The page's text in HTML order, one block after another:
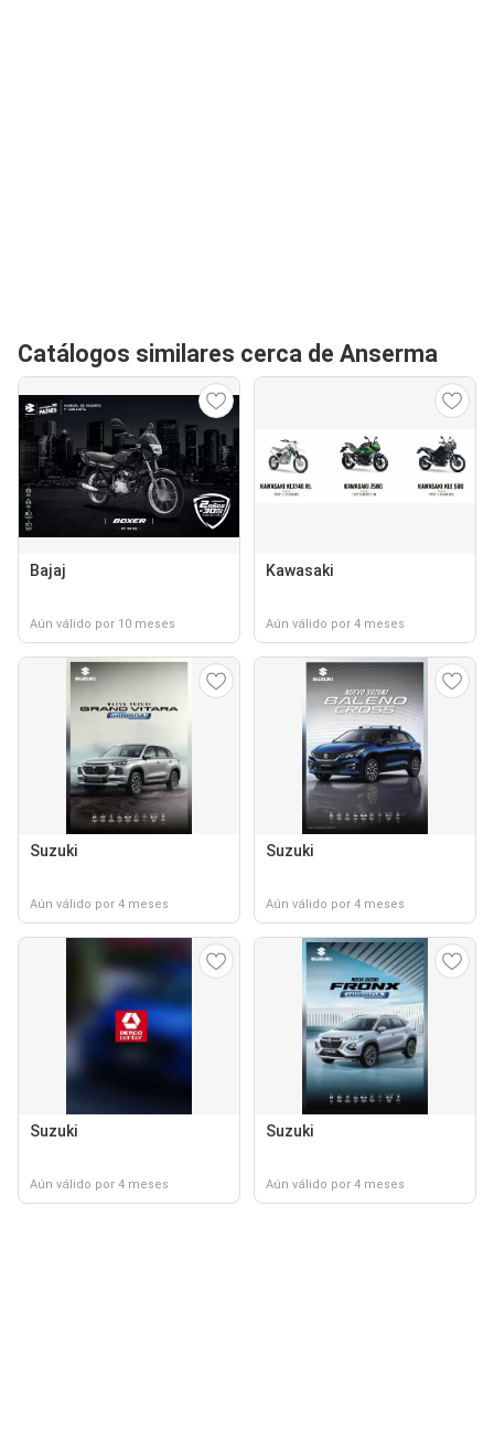
Catálogos similares cerca de Anserma
Bajaj
Aún válido por 10 meses
Kawasaki
Aún válido por 4 meses
Suzuki
Aún válido por 4 meses
Suzuki
Aún válido por 4 meses
Suzuki
Aún válido por 4 meses
Suzuki
Aún válido por 4 meses